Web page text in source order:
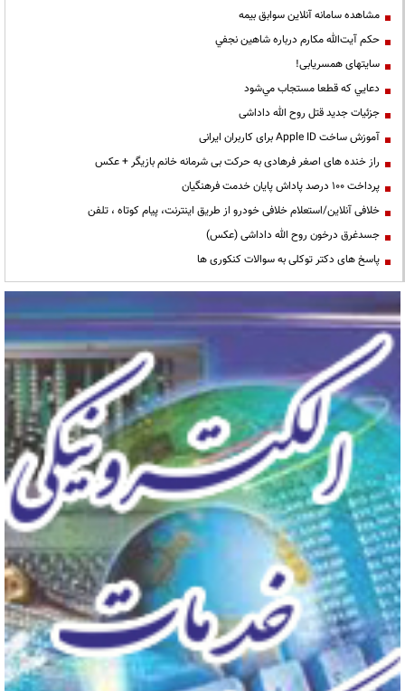
مشاهده سامانه آنلاين سوابق بیمه
حكم آيت‌الله مكارم درباره شاهين نجفي
سایتهای همسریابی!
دعايي كه قطعا مستجاب مي‌شود
جزئیات جدید قتل روح الله داداشی
آموزش ساخت Apple ID برای کاربران ایرانی
راز خنده های اصغر فرهادی به حرکت بی شرمانه خانم بازیگر + عکس
پرداخت ۱۰۰ درصد پاداش پایان خدمت فرهنگیان
خلافی آنلاین/استعلام خلافی خودرو از طریق اینترنت، پیام کوتاه ، تلفن
جسدغرق درخون روح الله داداشی (عکس)
پاسخ های دکتر توکلی به سوالات کنکوری ها